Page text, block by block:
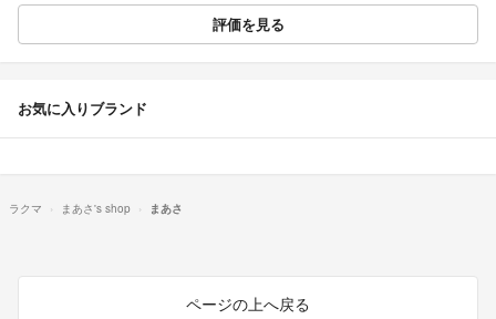
評価を見る
お気に入りブランド
ラクマ まあさ's shop まあさ
ページの上へ戻る